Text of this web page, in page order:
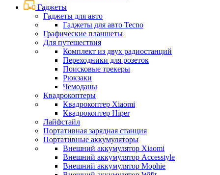
Гаджеты
Гаджеты для авто
Гаджеты для авто Tecno
Графические планшеты
Для путешествия
Комплект из двух радиостанций
Переходники для розеток
Поисковые трекеры
Рюкзаки
Чемоданы
Квадрокоптеры
Квадрокоптер Xiaomi
Квадрокоптер Hiper
Лайфстайл
Портативная зарядная станция
Портативные аккумуляторы
Внешний аккумулятор Xiaomi
Внешний аккумулятор Accesstyle
Внешний аккумулятор Mophie